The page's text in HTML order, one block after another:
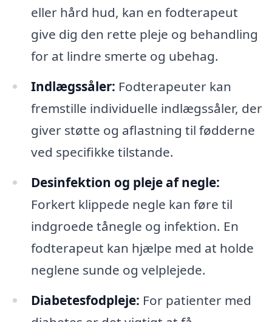
eller hård hud, kan en fodterapeut
give dig den rette pleje og behandling
for at lindre smerte og ubehag.
Indlægssåler: Fodterapeuter kan
fremstille individuelle indlægssåler, der
giver støtte og aflastning til fødderne
ved specifikke tilstande.
Desinfektion og pleje af negle:
Forkert klippede negle kan føre til
indgroede tånegle og infektion. En
fodterapeut kan hjælpe med at holde
neglene sunde og velplejede.
Diabetesfodpleje: For patienter med